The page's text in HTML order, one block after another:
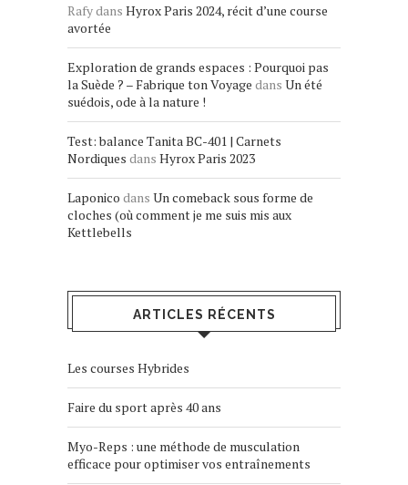
Rafydans Hyrox Paris 2024, récit d’une course
avortée
Exploration de grands espaces : Pourquoi pas
la Suède ? – Fabrique ton Voyage dans Un été
suédois, ode à la nature !
Test: balance Tanita BC-401 | Carnets
Nordiques dans Hyrox Paris 2023
Laponico dans Un comeback sous forme de
cloches (où comment je me suis mis aux
Kettlebells
ARTICLES RÉCENTS
Les courses Hybrides
Faire du sport après 40 ans
Myo-Reps : une méthode de musculation
efficace pour optimiser vos entraînements